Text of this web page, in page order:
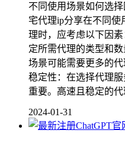
不同使用场景如何选
宅代理ip分享在不同
理时，应考虑以下因
定所需代理的类型和
场景可能需要更多的
稳定性：在选择代理
重要。高速且稳定的
2024-01-31